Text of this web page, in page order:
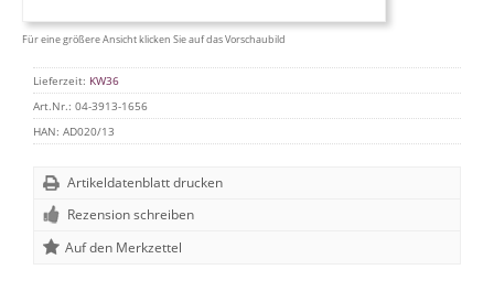
Für eine größere Ansicht klicken Sie auf das Vorschaubild
Lieferzeit: KW36
Art.Nr.: 04-3913-1656
HAN: AD020/13
Artikeldatenblatt drucken
Rezension schreiben